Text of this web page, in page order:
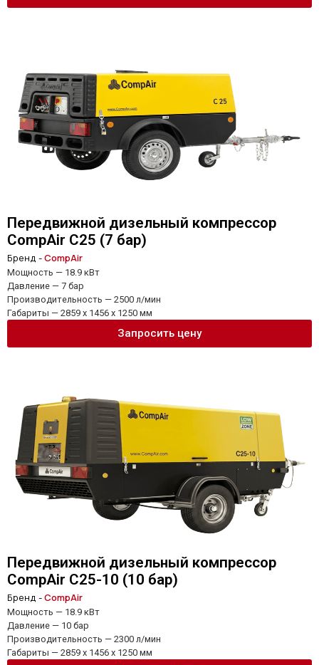
Передвижной дизельный компрессор
CompAir C25 (7 бар)
Бренд -CompAir
Мощность — 18.9 кВт
Давление — 7 бар
Производительность — 2500 л/мин
Габариты — 2859 x 1456 x 1250 мм
Запросить цену
Передвижной дизельный компрессор
CompAir C25-10 (10 бар)
Бренд -CompAir
Мощность — 18.9 кВт
Давление — 10 бар
Производительность — 2300 л/мин
Габариты — 2859 x 1456 x 1250 мм